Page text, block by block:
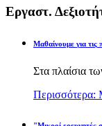
Εργαστ.
Μαθαίνουμε για τις
Στα πλαίσια
Περισσότερα: